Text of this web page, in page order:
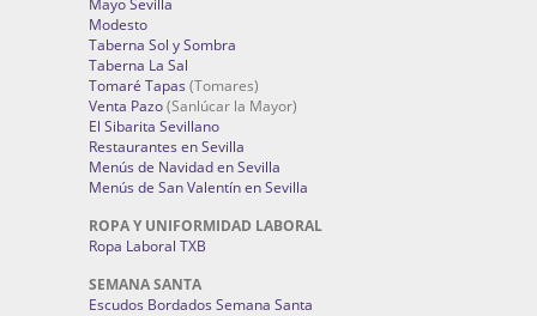
Mayo Sevilla
Modesto
Taberna Sol y Sombra
Taberna La Sal
Tomaré Tapas (Tomares)
Venta Pazo(Sanlúcar la Mayor)
El Sibarita Sevillano
Restaurantes en Sevilla
Menús de Navidad en Sevilla
Menús de San Valentín en Sevilla
ROPA Y UNIFORMIDAD LABORAL
Ropa Laboral TXB
SEMANA SANTA
Escudos Bordados Semana Santa